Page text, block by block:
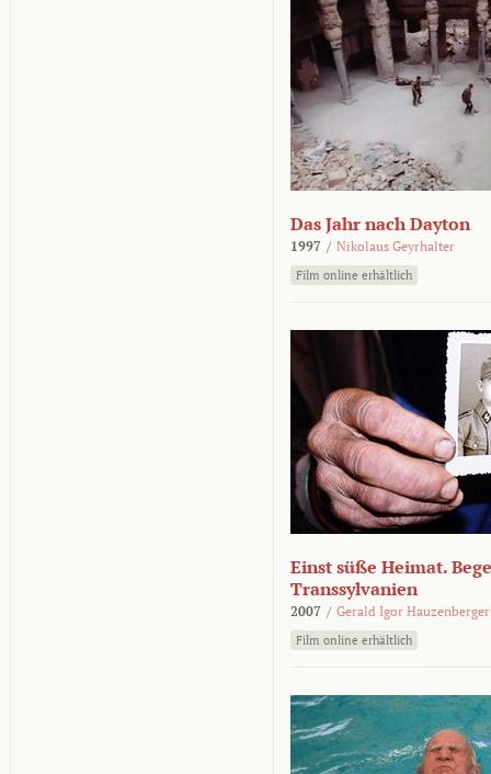
Das Jahr nach Dayton
1997 / Nikolaus Geyrhalter
Film online erhältlich
Einst süße Heimat.
Transsylvanien
2007 / Gerald Igor Hauzenberger
Film online erhältlich